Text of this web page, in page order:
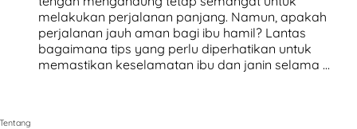
melakukan perjalanan panjang. Namun, apakah
perjalanan jauh aman bagi ibu hamil? Lantas
bagaimana tips yang perlu diperhatikan untuk
memastikan keselamatan ibu dan janin selama …
Tentang